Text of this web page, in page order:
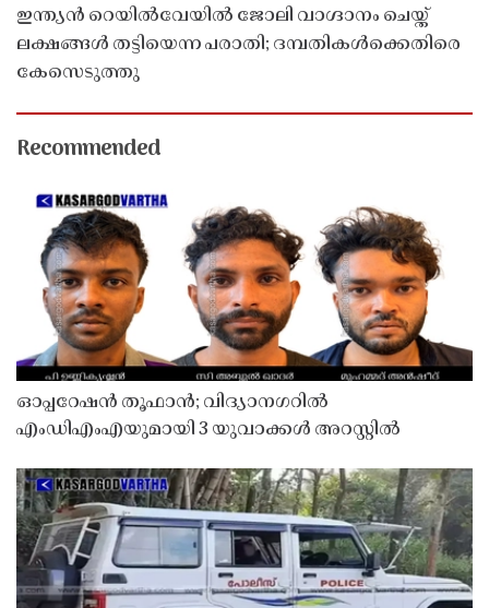
ഇന്ത്യൻ റെയിൽവേയിൽ ജോലി വാഗ്ദാനം ചെയ്ത്
ലക്ഷങ്ങൾ തട്ടിയെന്ന പരാതി; ദമ്പതികൾക്കെതിരെ
കേസെടുത്തു
Recommended
ഓപ്പറേഷൻ തൂഫാൻ; വിദ്യാനഗറിൽ
എംഡിഎംഎയുമായി 3 യുവാക്കൾ അറസ്റ്റിൽ